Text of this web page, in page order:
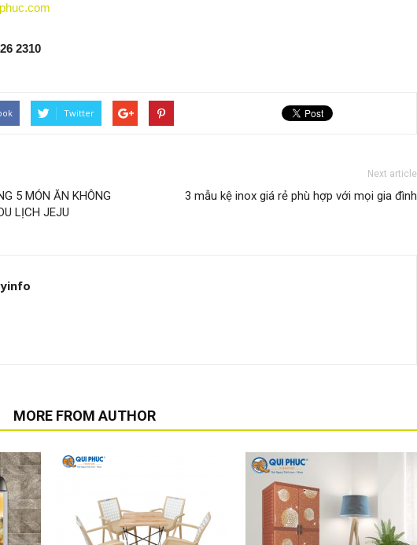
2310
Twitter
5 MÓN ĂN KHÔNG
LỊCH JEJU
Next article
3 mẫu kệ inox giá rẻ phù hợp với mọi gia đình
MORE FROM AUTHOR